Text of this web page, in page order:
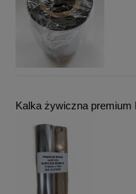
Kalka żywiczna premium